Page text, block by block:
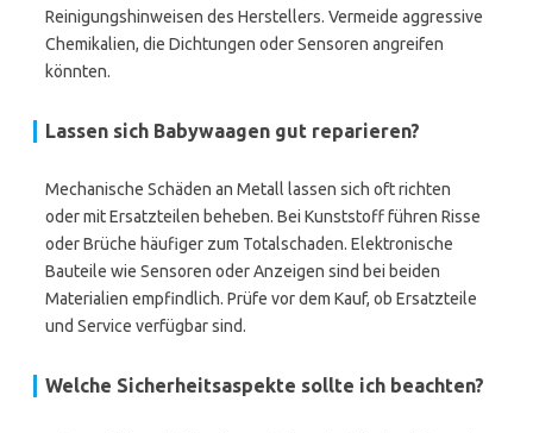
Reinigungshinweisen des Herstellers. Vermeide aggressive
Chemikalien, die Dichtungen oder Sensoren angreifen
könnten.
Lassen sich Babywaagen gut reparieren?
Mechanische Schäden an Metall lassen sich oft richten
oder mit Ersatzteilen beheben. Bei Kunststoff führen Risse
oder Brüche häufiger zum Totalschaden. Elektronische
Bauteile wie Sensoren oder Anzeigen sind bei beiden
Materialien empfindlich. Prüfe vor dem Kauf, ob Ersatzteile
und Service verfügbar sind.
Welche Sicherheitsaspekte sollte ich beachten?